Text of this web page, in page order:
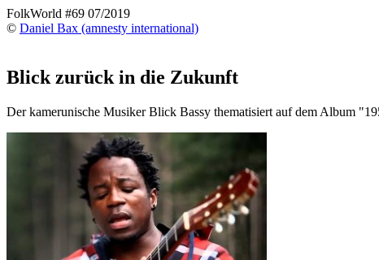
FolkWorld #69 07/2019
© Daniel Bax (amnesty international)
Blick zurück in die Zukunft
Der kamerunische Musiker Blick Bassy thematisiert auf dem Album